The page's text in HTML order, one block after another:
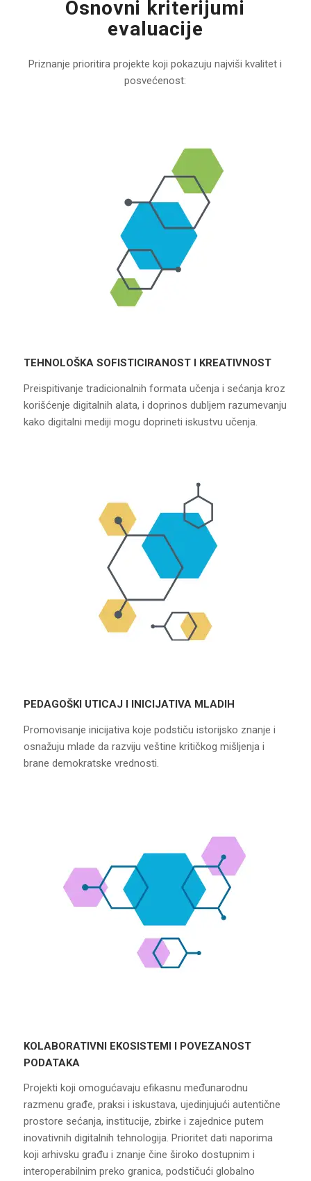
Osnovni kriterijumi
evaluacije
Priznanje prioritira projekte koji pokazuju najviši kvalitet i
posvećenost:
TEHNOLOŠKA SOFISTICIRANOST I KREATIVNOST
Preispitivanje tradicionalnih formata učenja i sećanja kroz
korišćenje digitalnih alata, i doprinos dubljem razumevanju
kako digitalni mediji mogu doprineti iskustvu učenja.
PEDAGOŠKI UTICAJ I INICIJATIVA MLADIH
Promovisanje inicijativa koje podstiču istorijsko znanje i
osnažuju mlade da razviju veštine kritičkog mišljenja i
brane demokratske vrednosti.
KOLABORATIVNI EKOSISTEMI I POVEZANOST
PODATAKA
Projekti koji omogućavaju efikasnu međunarodnu
razmenu građe, praksi i iskustava, ujedinjujući autentične
prostore sećanja, institucije, zbirke i zajednice putem
inovativnih digitalnih tehnologija. Prioritet dati naporima
koji arhivsku građu i znanje čine široko dostupnim i
interoperabilnim preko granica, podstičući globalno